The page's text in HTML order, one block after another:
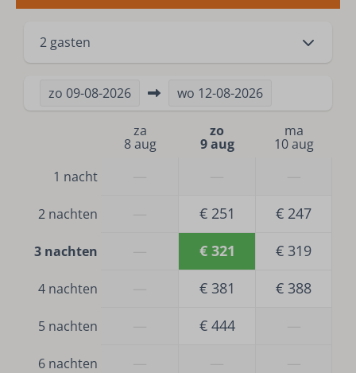
2 gasten
zo 09-08-2026 wo 12-08-2026
za
8 aug
zo
9 aug
ma
10 aug
1 nacht
2 nachten € 251 € 247
3 nachten € 321 € 319
4 nachten € 381 € 388
5 nachten € 444
6 nachten